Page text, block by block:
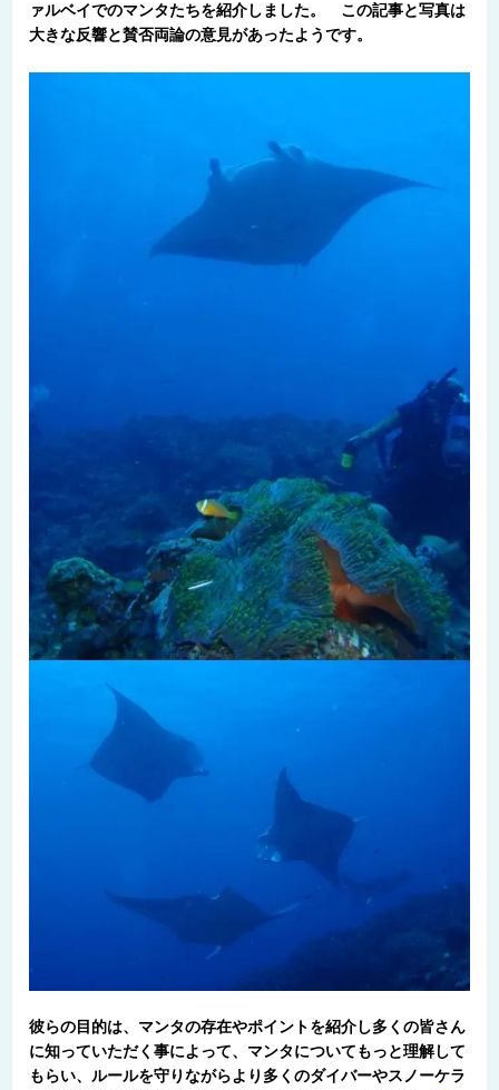
ァルベイでのマンタたちを紹介しました。 この記事と写真は
大きな反響と賛否両論の意見があったようです。
彼らの目的は、マンタの存在やポイントを紹介し多くの皆さん
に知っていただく事によって、マンタについてもっと理解して
もらい、ルールを守りながらより多くのダイバーやスノーケラ